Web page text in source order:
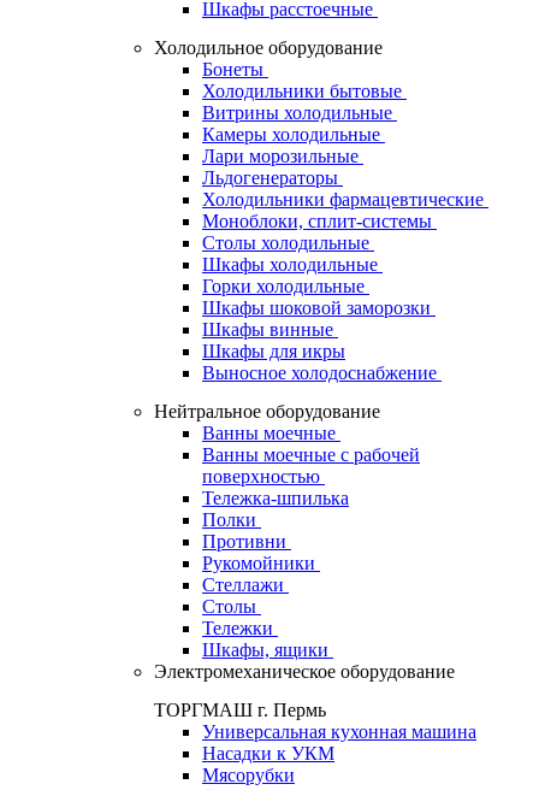
Шкафы расстоечные
Холодильное оборудование
Бонеты
Холодильники бытовые
Витрины холодильные
Камеры холодильные
Лари морозильные
Льдогенераторы
Холодильники фармацевтические
Моноблоки, сплит-системы
Столы холодильные
Шкафы холодильные
Горки холодильные
Шкафы шоковой заморозки
Шкафы винные
Шкафы для икры
Выносное холодоснабжение
Нейтральное оборудование
Ванны моечные
Ванны моечные с рабочей
поверхностью
Тележка-шпилька
Полки
Противни
Рукомойники
Стеллажи
Столы
Тележки
Шкафы, ящики
Электромеханическое оборудование
ТОРГМАШ г. Пермь
Универсальная кухонная машина
Насадки к УКМ
Мясорубки